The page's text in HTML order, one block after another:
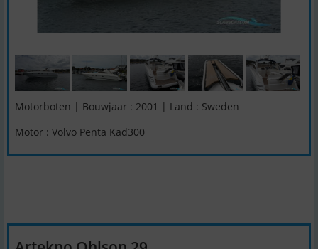
Motorboten | Bouwjaar : 2001 | Land : Sweden
Motor : Volvo Penta Kad300